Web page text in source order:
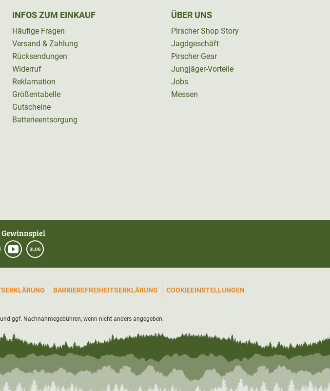
INFOS ZUM EINKAUF
Häufige Fragen
Versand & Zahlung
Rücksendungen
Widerruf
Reklamation
Größentabelle
Gutscheine
Batterieentsorgung
ÜBER UNS
Pirscher Shop Story
Jagdgeschäft
Pirscher Gear
Jungjäger-Vorteile
Jobs
Messen
BARRIEREFREIHEITSERKLÄRUNG COOKIEEINSTELLUNGEN
und ggf. Nachnahmegebühren, wenn nicht anders angegeben.